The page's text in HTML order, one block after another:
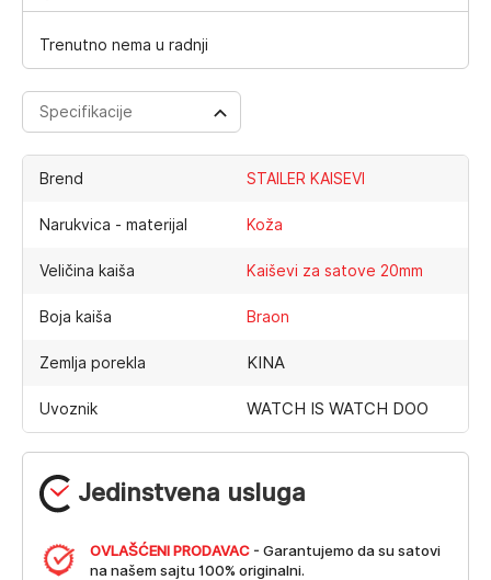
Trenutno nema u radnji
Jedinstvena usluga
OVLAŠĆENI PRODAVAC - Garantujemo da su satovi
na našem sajtu 100% originalni.
Specifikacije
Brend STAILER KAISEVI
Narukvica - materijal Koža
Veličina kaiša Kaiševi za satove 20mm
Boja kaiša Braon
Zemlja porekla KINA
Uvoznik WATCH IS WATCH DOO